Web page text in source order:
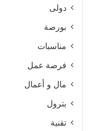
دولى
بورصة
مناسبات
فرصة عمل
مال و أعمال
بترول
تقنية